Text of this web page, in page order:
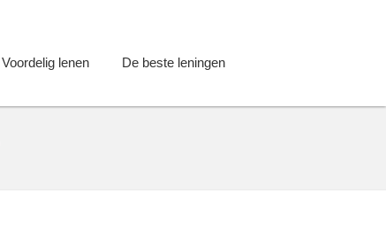
Voordelig lenen De beste leningen